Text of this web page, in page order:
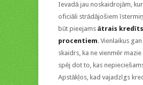
Ievadā jau noskaidrojām,
oficiāli strādājošiem
būt pieejams ātrais kredīts
procentiem. Vienlaikus
skaidrs, ka ne vienmēr
spēj dot to, kas
Apstākļos, kad vajadzīgs